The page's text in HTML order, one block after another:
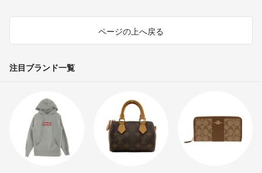
ページの上へ戻る
注目ブランド一覧